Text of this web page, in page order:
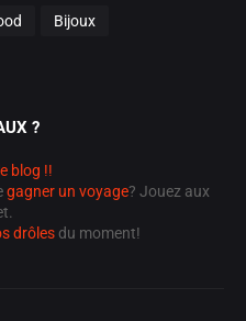
Bijoux
?
blog !!
gagner un voyage? Jouez aux
drôles du moment!